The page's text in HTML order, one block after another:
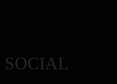
SOCIAL